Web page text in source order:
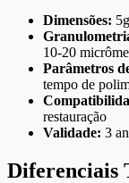
Dimensões:
10-20
Parâmetros
tempo de
restauração
Validade: 3
Diferenciais